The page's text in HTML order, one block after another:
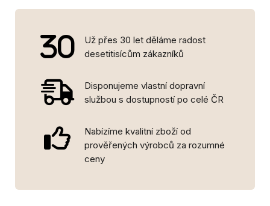
Už přes 30 let děláme radost
desetitisícům zákazníků
Disponujeme vlastní dopravní
službou s dostupností po celé ČR
Nabízíme kvalitní zboží od
prověřených výrobců za rozumné
ceny